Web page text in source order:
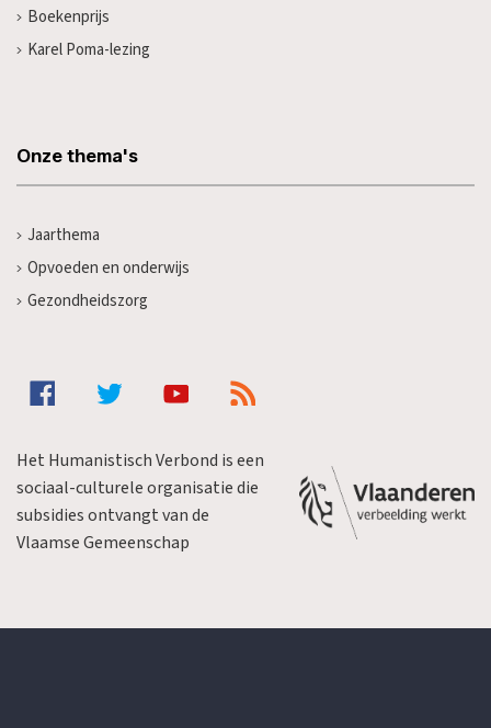
Boekenprijs
Karel Poma-lezing
Onze thema's
Jaarthema
Opvoeden en onderwijs
Gezondheidszorg
Het Humanistisch Verbond is een
sociaal-culturele organisatie die
subsidies ontvangt van de
Vlaamse Gemeenschap